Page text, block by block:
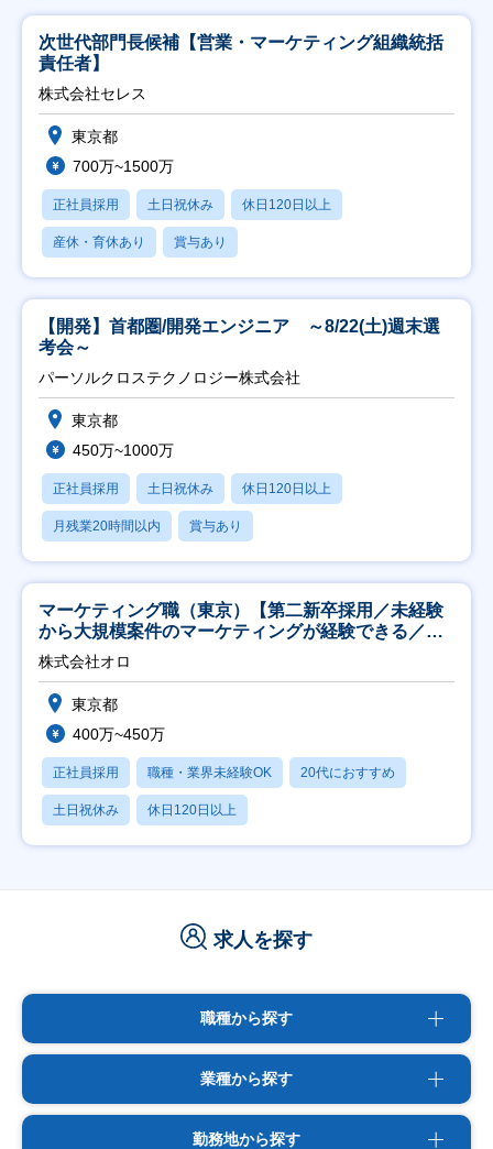
次世代部門長候補【営業・マーケティング組織統括
責任者】
株式会社セレス
東京都
700万~1500万
正社員採用 土日祝休み 休日120日以上
産休・育休あり 賞与あり
【開発】首都圏/開発エンジニア ～8/22(土)週末選
考会～
パーソルクロステクノロジー株式会社
東京都
450万~1000万
正社員採用 土日祝休み 休日120日以上
月残業20時間以内 賞与あり
マーケティング職（東京）【第二新卒採用／未経験
から大規模案件のマーケティングが経験できる／研
修充実】
株式会社オロ
東京都
400万~450万
正社員採用 職種・業界未経験OK 20代におすすめ
土日祝休み 休日120日以上
求人を探す
職種から探す
業種から探す
勤務地から探す